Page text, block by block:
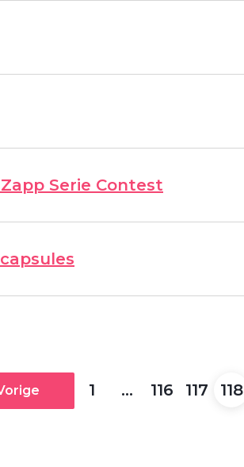
Serie Contest
1 … 116 117 118